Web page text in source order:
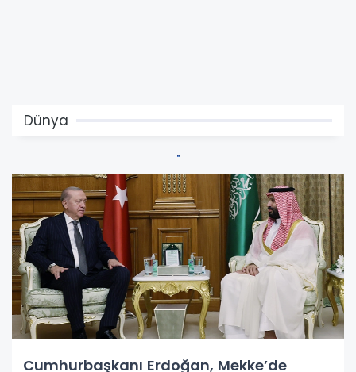
Dünya
Cumhurbaşkanı Erdoğan, Mekke’de